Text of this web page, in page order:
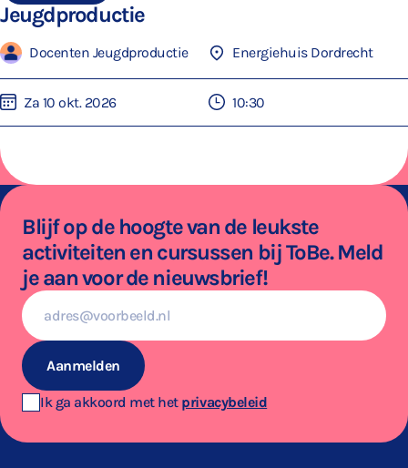
Jeugdproductie
Docenten Jeugdproductie Energiehuis Dordrecht
Za 10 okt. 2026 10:30
Blijf op de hoogte van de leukste
activiteiten en cursussen bij ToBe. Meld
je aan voor de nieuwsbrief!
E-
mailadres
Aanmelden
Ik ga akkoord met het privacybeleid